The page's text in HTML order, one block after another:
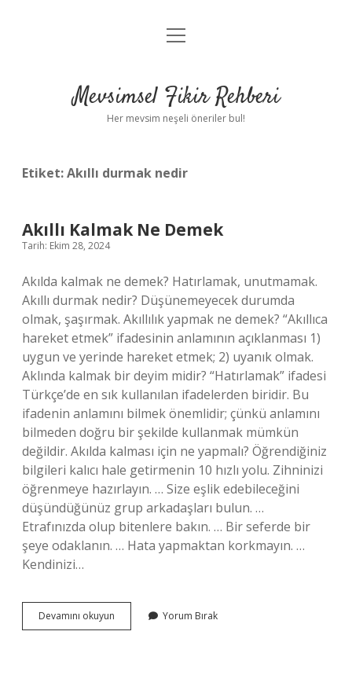
Anasayfa
Yasal Uyarı
menüyü
Mevsimsel Fikir Rehberi
Her mevsim neşeli öneriler bul!
Etiket:Akıllı durmak nedir
Akıllı Kalmak Ne Demek
Tarih: Ekim 28, 2024
Akılda kalmak ne demek? Hatırlamak, unutmamak.
Akıllı durmak nedir? Düşünemeyecek durumda
olmak, şaşırmak. Akıllılık yapmak ne demek? “Akıllıca
hareket etmek” ifadesinin anlamının açıklanması 1)
uygun ve yerinde hareket etmek; 2) uyanık olmak.
Aklında kalmak bir deyim midir? “Hatırlamak” ifadesi
Türkçe’de en sık kullanılan ifadelerden biridir. Bu
ifadenin anlamını bilmek önemlidir; çünkü anlamını
bilmeden doğru bir şekilde kullanmak mümkün
değildir. Akılda kalması için ne yapmalı? Öğrendiğiniz
bilgileri kalıcı hale getirmenin 10 hızlı yolu. Zihninizi
öğrenmeye hazırlayın. … Size eşlik edebileceğini
düşündüğünüz grup arkadaşları bulun. …
Etrafınızda olup bitenlere bakın. … Bir seferde bir
şeye odaklanın. … Hata yapmaktan korkmayın. …
Kendinizi…
Devamını okuyun
Kalmak
Yorum Bırak